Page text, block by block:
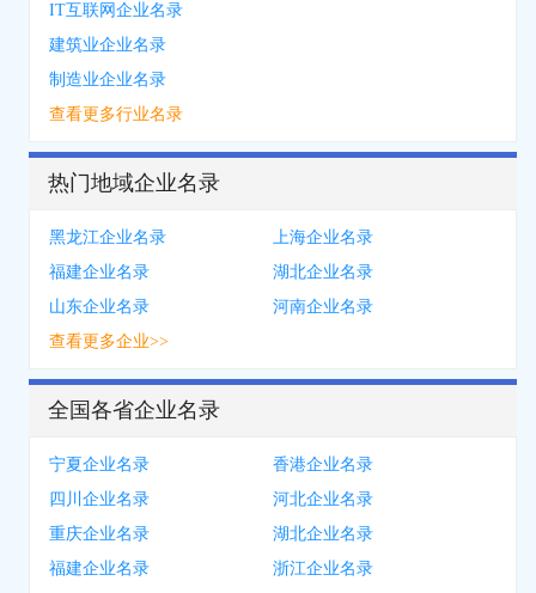
IT互联网企业名录
建筑业企业名录
制造业企业名录
查看更多行业名录
热门地域企业名录
黑龙江企业名录
上海企业名录
福建企业名录
湖北企业名录
山东企业名录
河南企业名录
查看更多企业>>
全国各省企业名录
宁夏企业名录
香港企业名录
四川企业名录
河北企业名录
重庆企业名录
湖北企业名录
福建企业名录
浙江企业名录